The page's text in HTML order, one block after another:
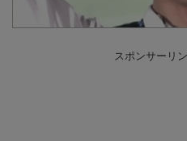
スポンサーリ